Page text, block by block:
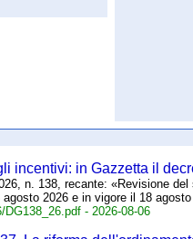
incentivi: in Gazzetta il
n. 138, recante: «Revisione
2026 e in vigore il 18
DG138_26.pdf - 2026-08-06